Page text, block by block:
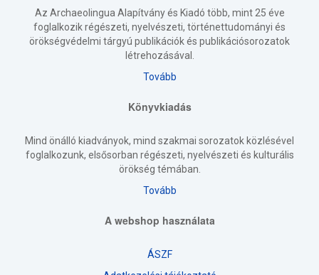
Az Archaeolingua Alapítvány és Kiadó több, mint 25 éve
foglalkozik régészeti, nyelvészeti, történettudományi és
örökségvédelmi tárgyú publikációk és publikációsorozatok
létrehozásával.
Tovább
Könyvkiadás
Mind önálló kiadványok, mind szakmai sorozatok közlésével
foglalkozunk, elsősorban régészeti, nyelvészeti és kulturális
örökség témában.
Tovább
A webshop használata
ÁSZF